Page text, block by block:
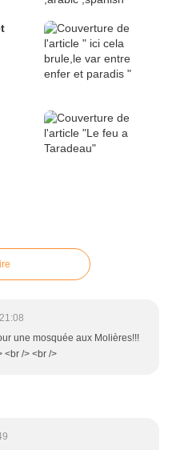
une mosquée aux Molières!!!
<br /> <br />